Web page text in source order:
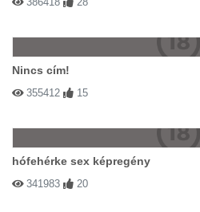
Nincs cím!
355412 15
hófehérke sex képregény
341983 20